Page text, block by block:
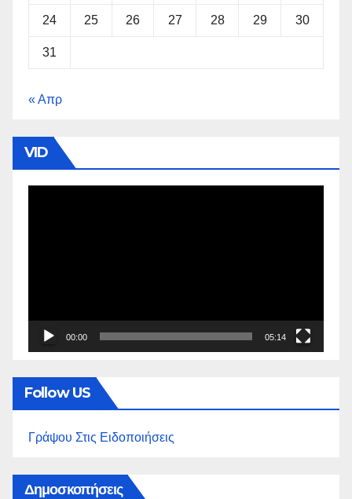
24 25 26 27 28 29 30
31
« Απρ
VID
00:00 05:14
Follow US
Γράψου Στις Ειδοποιήσεις
Δημοσκοπήσεις